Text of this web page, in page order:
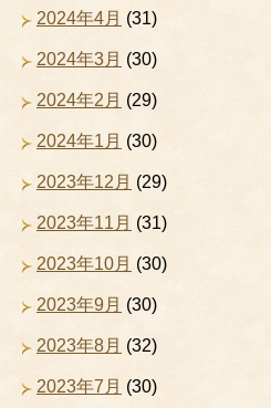
2024年4月 (31)
2024年3月 (30)
2024年2月 (29)
2024年1月 (30)
2023年12月 (29)
2023年11月 (31)
2023年10月 (30)
2023年9月 (30)
2023年8月 (32)
2023年7月 (30)